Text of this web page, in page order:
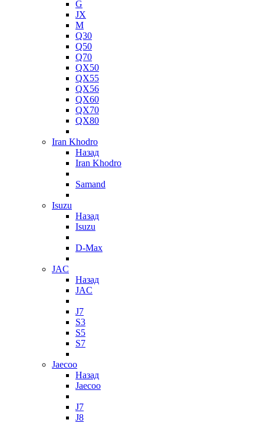
G
JX
M
Q30
Q50
Q70
QX50
QX55
QX56
QX60
QX70
QX80
Iran Khodro
Назад
Iran Khodro
Samand
Isuzu
Назад
Isuzu
D-Max
JAC
Назад
JAC
J7
S3
S5
S7
Jaecoo
Назад
Jaecoo
J7
J8